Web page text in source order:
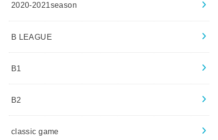
2020-2021season
B LEAGUE
B1
B2
classic game